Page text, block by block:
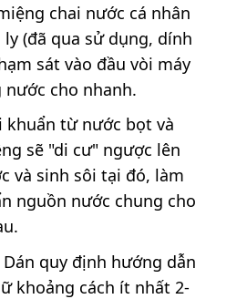
chai nước cá nhân
(đã qua sử dụng, dính
sát vào đầu vòi máy
nước cho nhanh.
khuẩn từ nước bọt và
sẽ "di cư" ngược lên
và sinh sôi tại đó, làm
nguồn nước chung cho
Dán quy định hướng dẫn
khoảng cách ít nhất 2-